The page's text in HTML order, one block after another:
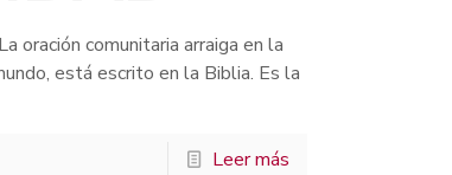
oración comunitaria arraiga en la
está escrito en la Biblia. Es la
Leer más